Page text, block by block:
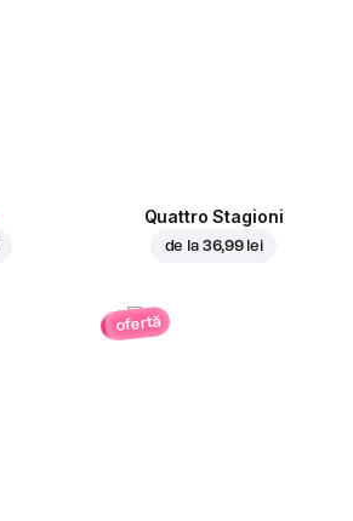
Quattro Stagioni
de la 36,99 lei
ofertă